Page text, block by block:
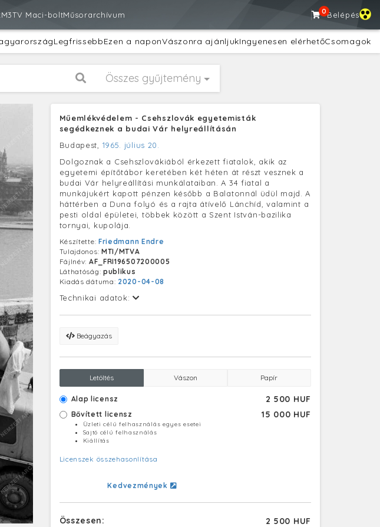
M3TV Maci-boltMűsorarchívum 0Belépés
LegfrissebbEzen a naponVászonra ajánljukIngyenesen elérhetőCsomagok
Összes gyűjtemény
Műemlékvédelem - Csehszlovák egyetemisták
segédkeznek a budai Vár helyreállításán
Budapest, 1965. július 20.
Dolgoznak a Csehszlovákiából érkezett fiatalok, akik az
egyetemi építőtábor keretében két héten át részt vesznek a
budai Vár helyreállítási munkálataiban. A 34 fiatal a
munkájukért kapott pénzen később a Balatonnál üdül majd. A
háttérben a Duna folyó és a rajta átívelő Lánchíd, valamint a
pesti oldal épületei, többek között a Szent István-bazilika
tornyai, kupolája.
Készítette: Friedmann Endre
Tulajdonos: MTI/MTVA
Fájlnév: AF_FRI196507200005
Láthatóság: publikus
Kiadás dátuma: 2020-04-08
Technikai adatok:
Beágyazás
Letöltés Vászon Papír
Alap licensz 2 500 HUF
Bővített licensz 15 000 HUF
Üzleti célú felhasználás egyes esetei
Sajtó célú felhasználás
Kiállítás
Licenszek összehasonlítása
Kedvezmények
Összesen: 2 500 HUF